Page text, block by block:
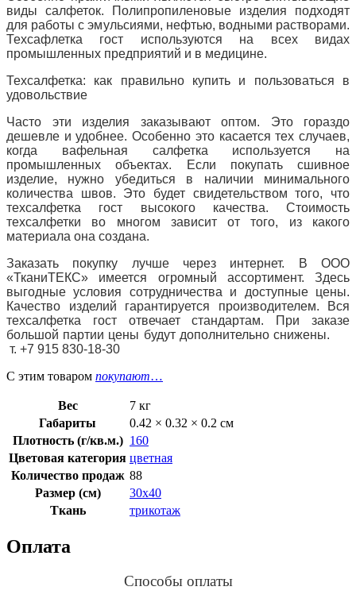
виды салфеток. Полипропиленовые изделия подходят
для работы с эмульсиями, нефтью, водными растворами.
Техсафлетка гост используются на всех видах
промышленных предприятий и в медицине.
Техсалфетка: как правильно купить и пользоваться в
удовольствие
Часто эти изделия заказывают оптом. Это гораздо
дешевле и удобнее. Особенно это касается тех случаев,
когда вафельная салфетка используется на
промышленных объектах. Если покупать сшивное
изделие, нужно убедиться в наличии минимального
количества швов. Это будет свидетельством того, что
техсалфетка гост высокого качества. Стоимость
техсалфетки во многом зависит от того, из какого
материала она создана.
Заказать покупку лучше через интернет. В ООО
«ТканиТЕКС» имеется огромный ассортимент. Здесь
выгодные условия сотрудничества и доступные цены.
Качество изделий гарантируется производителем. Вся
техсалфетка гост отвечает стандартам. При заказе
большой партии цены будут дополнительно снижены.
т. +7 915 830-18-30
С этим товаром покупают…
Вес
7 кг
Габариты
0.42 × 0.32 × 0.2 см
Плотность (г/кв.м.) 160
Цветовая категория цветная
Количество продаж 88
Размер (см)
30х40
Ткань
трикотаж
Оплата
Способы оплаты